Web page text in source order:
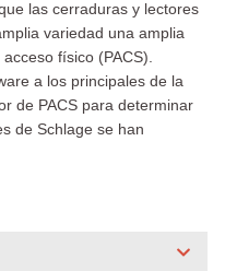
las cerraduras y lectores
variedad una amplia
físico (PACS).
a los principales de la
de PACS para determinar
de Schlage se han